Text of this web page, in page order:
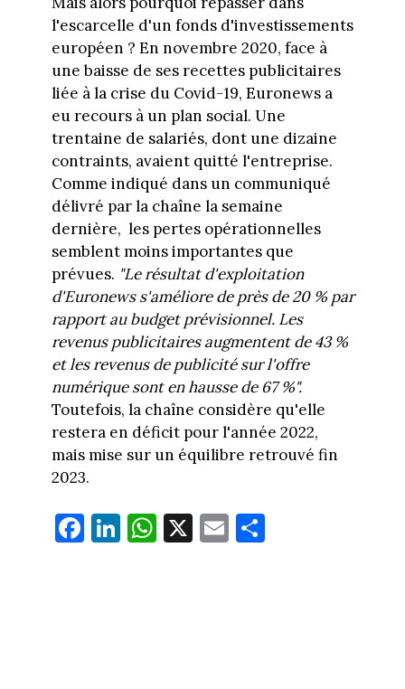
l'escarcelle d'un fonds d'investissements
européen ? En novembre 2020, face à
une baisse de ses recettes publicitaires
liée à la crise du Covid-19, Euronews a
eu recours à un plan social. Une
trentaine de salariés, dont une dizaine
contraints, avaient quitté l'entreprise.
Comme indiqué dans un communiqué
délivré par la chaîne la semaine
dernière, les pertes opérationnelles
semblent moins importantes que
prévues. "Le résultat d'exploitation
d'Euronews s'améliore de près de 20 % par
rapport au budget prévisionnel. Les
revenus publicitaires augmentent de 43 %
et les revenus de publicité sur l'offre
numérique sont en hausse de 67 %".
Toutefois, la chaîne considère qu'elle
restera en déficit pour l'année 2022,
mais mise sur un équilibre retrouvé fin
2023.
Fa
ce
Li
nk
W
ha
X E
m
Pa
rt